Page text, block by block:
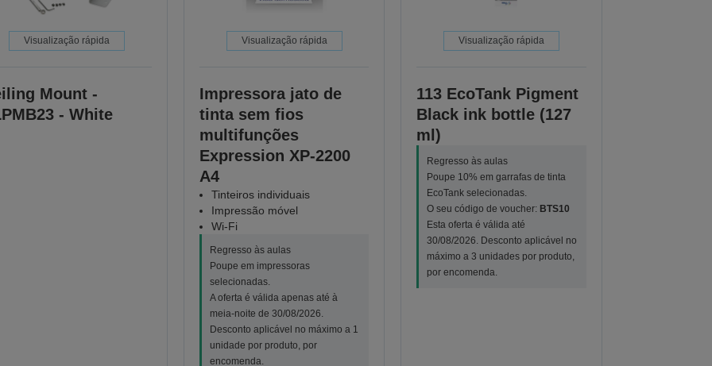
Visualização rápida
Mount -
- White
Visualização rápida
Impressora jato de
tinta sem fios
multifunções
Expression XP-2200
A4
Tinteiros individuais
Impressão móvel
Wi-Fi
Regresso às aulas
Poupe em impressoras
selecionadas.
A oferta é válida apenas até à
meia-noite de 30/08/2026.
Desconto aplicável no máximo a 1
unidade por produto, por
encomenda.
Visualização rápida
113 EcoTank Pigment
Black ink bottle (127
ml)
Regresso às aulas
Poupe 10% em garrafas de tinta
EcoTank selecionadas.
O seu código de voucher: BTS10
Esta oferta é válida até
30/08/2026. Desconto aplicável no
máximo a 3 unidades por produto,
por encomenda.